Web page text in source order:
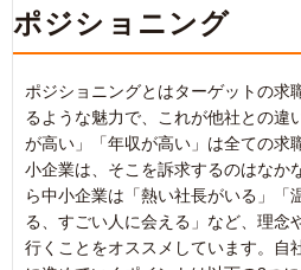
ポジショニング
ポジショニングとはターゲットの求
るような魅力で、これが他社との違
が高い」「年収が高い」は全ての求
小企業は、そこを訴求するのはなか
ら中小企業は「熱い社長がいる」「
る、すごい人に会える」など、理念
行くことをオススメしています。自